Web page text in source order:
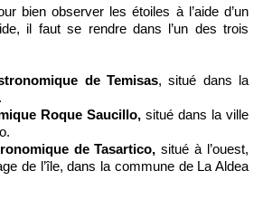
bien observer les étoiles à l’aide d’un
il faut se rendre dans l’un des trois
de Temisas, situé dans la
Roque Saucillo, situé dans la ville
de Tasartico, situé à l’ouest,
de l’île, dans la commune de La Aldea